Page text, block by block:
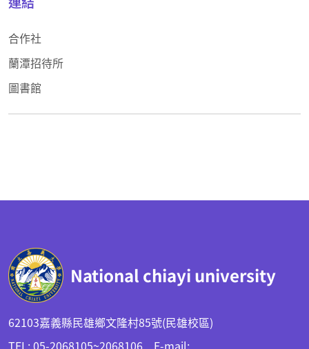
合作社
蘭潭招待所
圖書館
National chiayi university
62103嘉義縣民雄鄉文隆村85號(民雄校區)
TEL: 05-2068105~2068106 E-mail: